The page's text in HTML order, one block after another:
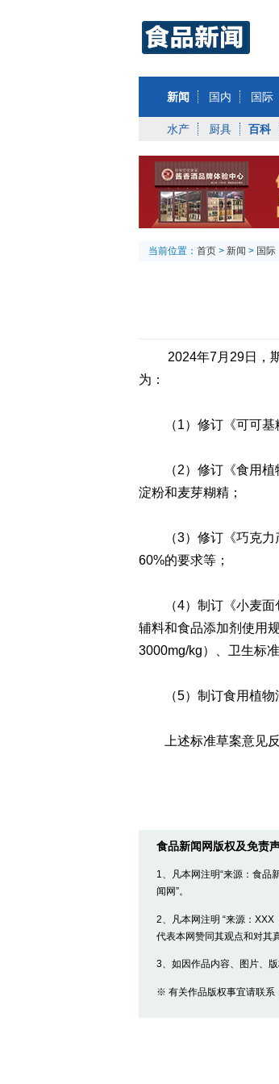
新闻 国内 国际
水产 厨具 百科
当前位置： 首页 > 新闻 > 国际
2024年7月29日，斯
为：
（1）修订《可可基糖
（2）修订《食用植物
淀粉和麦芽糊精；
（3）修订《巧克力产
60%的要求等；
（4）制订《小麦面包
辅料和食品添加剂使用
3000mg/kg）、卫生标
（5）制订食用植物油
上述标准草案意见反
食品新闻网版权及免责
1、凡本网注明“来源：食品
闻网”。
2、凡本网注明 “来源：
代表本网赞同其观点和对其
3、如因作品内容、图片、
※ 有关作品版权事宜请联